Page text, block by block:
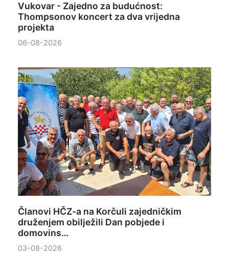
Vukovar - Zajedno za budućnost:
Thompsonov koncert za dva vrijedna
projekta
06-08-2026
Članovi HČZ-a na Korčuli zajedničkim
druženjem obilježili Dan pobjede i
domovins…
03-08-2026